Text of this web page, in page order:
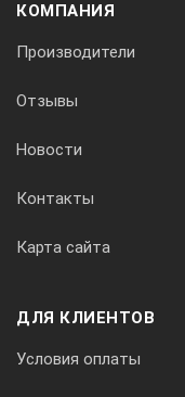
КОМПАНИЯ
Производители
Отзывы
Новости
Контакты
Карта сайта
ДЛЯ КЛИЕНТОВ
Условия оплаты